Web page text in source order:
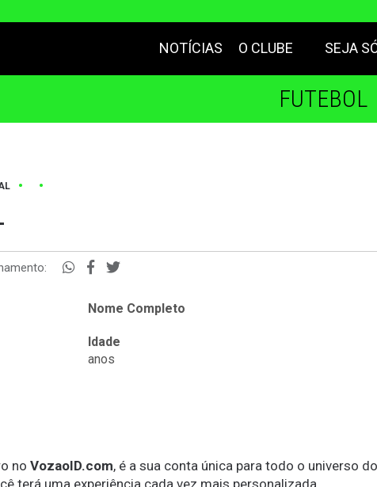
NOTÍCIAS O CLUBE SEJA
FUTEBOL
• •
Nome Completo
Idade
anos
no VozaoID.com, é a sua conta única para todo o universo
terá uma experiência cada vez mais personalizada.